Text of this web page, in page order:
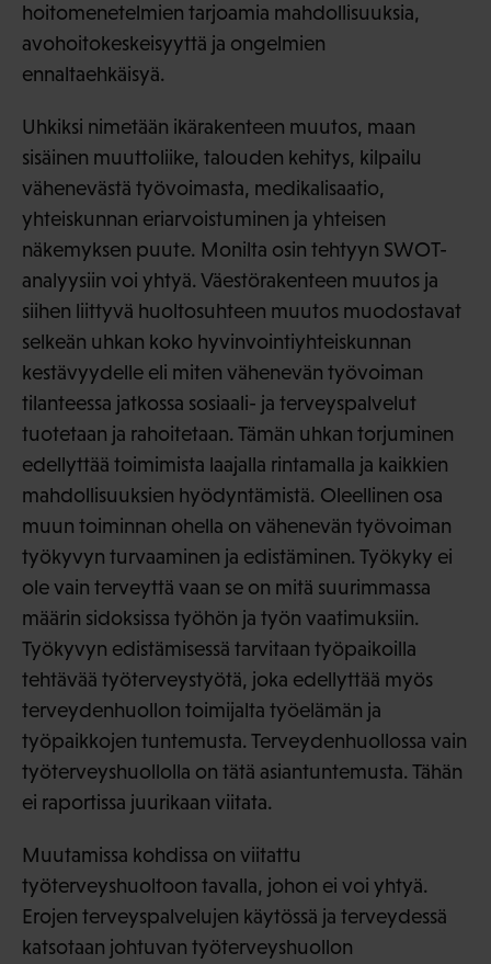
hoitomenetelmien tarjoamia mahdollisuuksia,
avohoitokeskeisyyttä ja ongelmien
ennaltaehkäisyä.
Uhkiksi nimetään ikärakenteen muutos, maan
sisäinen muuttoliike, talouden kehitys, kilpailu
vähenevästä työvoimasta, medikalisaatio,
yhteiskunnan eriarvoistuminen ja yhteisen
näkemyksen puute. Monilta osin tehtyyn SWOT-
analyysiin voi yhtyä. Väestörakenteen muutos ja
siihen liittyvä huoltosuhteen muutos muodostavat
selkeän uhkan koko hyvinvointiyhteiskunnan
kestävyydelle eli miten vähenevän työvoiman
tilanteessa jatkossa sosiaali- ja terveyspalvelut
tuotetaan ja rahoitetaan. Tämän uhkan torjuminen
edellyttää toimimista laajalla rintamalla ja kaikkien
mahdollisuuksien hyödyntämistä. Oleellinen osa
muun toiminnan ohella on vähenevän työvoiman
työkyvyn turvaaminen ja edistäminen. Työkyky ei
ole vain terveyttä vaan se on mitä suurimmassa
määrin sidoksissa työhön ja työn vaatimuksiin.
Työkyvyn edistämisessä tarvitaan työpaikoilla
tehtävää työterveystyötä, joka edellyttää myös
terveydenhuollon toimijalta työelämän ja
työpaikkojen tuntemusta. Terveydenhuollossa vain
työterveyshuollolla on tätä asiantuntemusta. Tähän
ei raportissa juurikaan viitata.
Muutamissa kohdissa on viitattu
työterveyshuoltoon tavalla, johon ei voi yhtyä.
Erojen terveyspalvelujen käytössä ja terveydessä
katsotaan johtuvan työterveyshuollon